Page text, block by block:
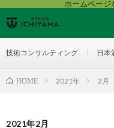
ホームページ
技術コンサルティング 日本
HOME 2021年 2月
2021年2月